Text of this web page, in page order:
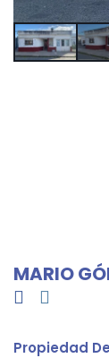
MARIO
Propiedad